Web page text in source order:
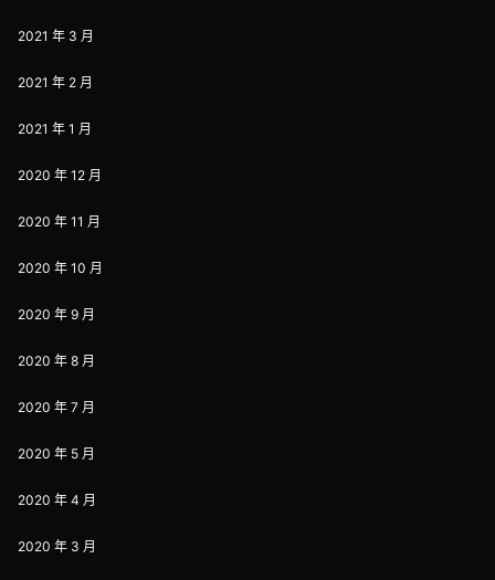
2021 年 3 月
2021 年 2 月
2021 年 1 月
2020 年 12 月
2020 年 11 月
2020 年 10 月
2020 年 9 月
2020 年 8 月
2020 年 7 月
2020 年 5 月
2020 年 4 月
2020 年 3 月